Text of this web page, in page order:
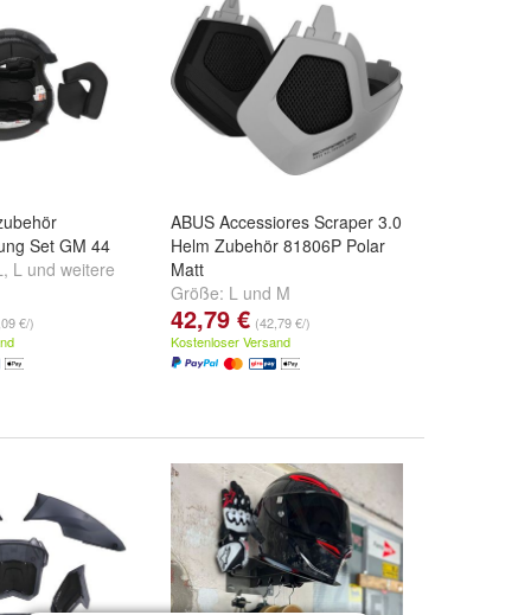
Set GM 44
, L und weitere
€/)
ABUS Accessiores Scraper 3.0
Helm Zubehör 81806P Polar
Matt
Größe: L und M
42,79 € (42,79 €/)
Kostenloser Versand